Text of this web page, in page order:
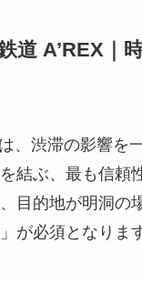
道 A’REX｜
、渋滞の影響を
結ぶ、最も信頼
目的地が明洞の
が必須となります